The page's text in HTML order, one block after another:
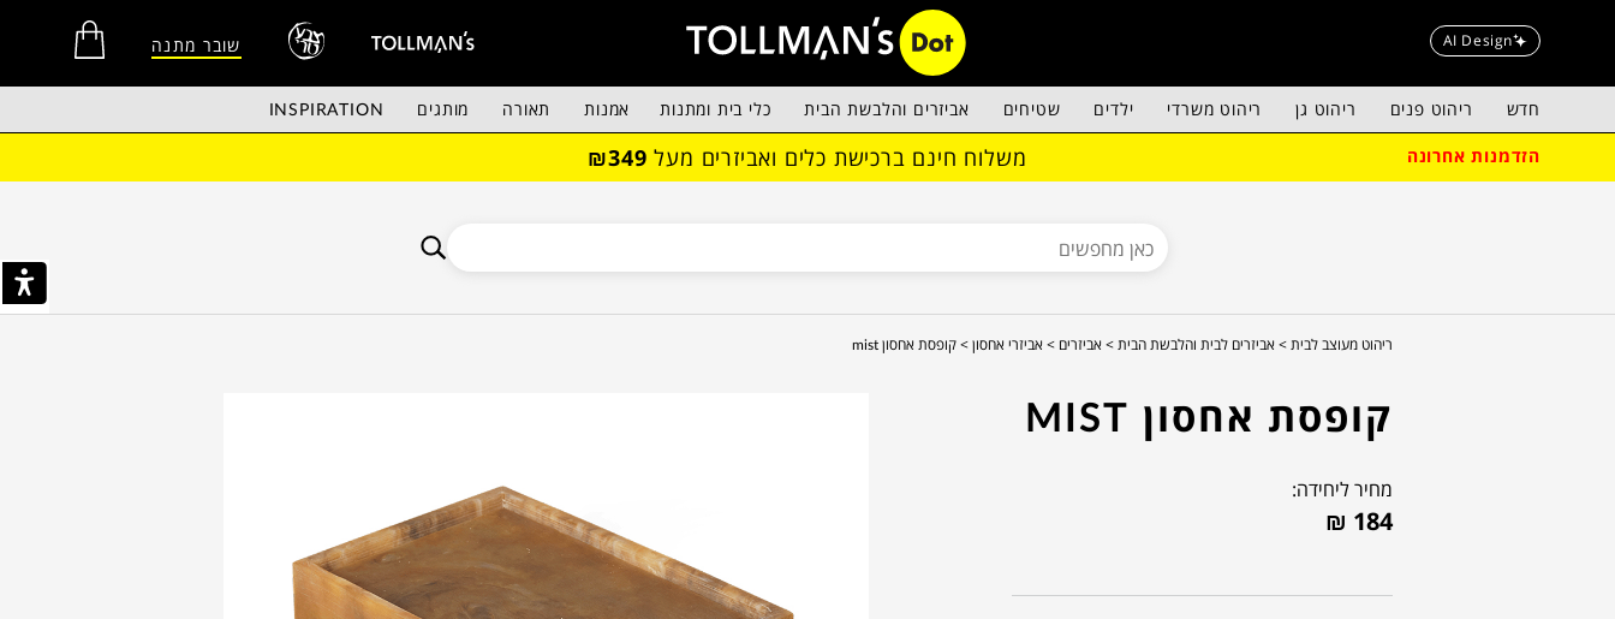
AI Design שובר מתנה
חדש ריהוט פנים ריהוט גן ריהוט משרדי ילדים שטיחים אביזרים והלבשת הבית כלי בית ומתנות אמנות תאורה מותגים INSPIRATION
הזדמנות אחרונה משלוח חינם ברכישת כלים ואביזרים מעל ₪349
ריהוט מעוצב לבית > אביזרים לבית והלבשת הבית > אביזרים > אביזרי אחסון > קופסת אחסון mist
קופסת אחסון MIST
מחיר ליחידה:
₪ 184